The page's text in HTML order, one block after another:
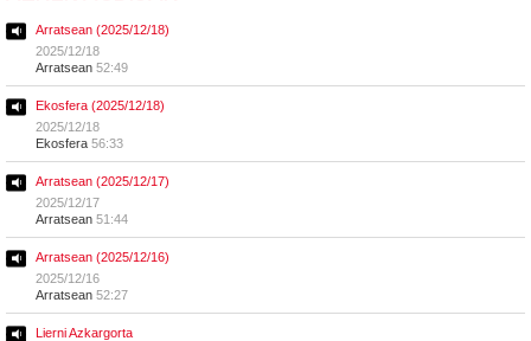
Arratsean (2025/12/18)
2025/12/18
Arratsean 52:49
Ekosfera (2025/12/18)
2025/12/18
Ekosfera 56:33
Arratsean (2025/12/17)
2025/12/17
Arratsean 51:44
Arratsean (2025/12/16)
2025/12/16
Arratsean 52:27
Lierni Azkargorta